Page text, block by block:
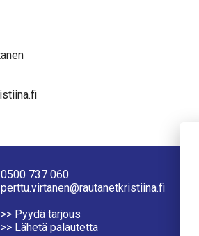
0500 737 060
perttu.virtanen@rautanetkristiina.fi
>> Pyydä tarjous
>> Lähetä palautetta